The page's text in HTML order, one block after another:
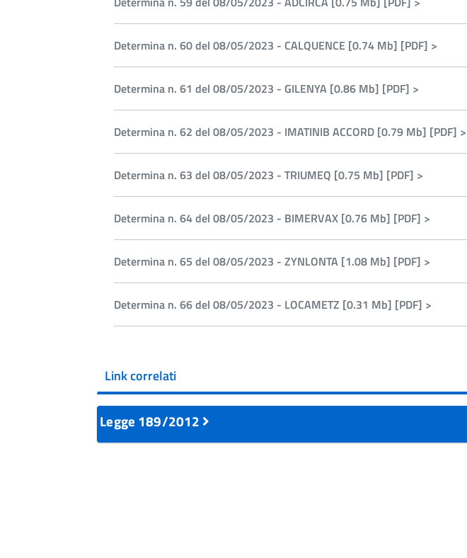
Determina n. 60 del 08/05/2023 - CALQUENCE [0.74 Mb] [PDF] >
Determina n. 61 del 08/05/2023 - GILENYA [0.86 Mb] [PDF] >
Determina n. 62 del 08/05/2023 - IMATINIB ACCORD [0.79 Mb] [PDF] >
Determina n. 63 del 08/05/2023 - TRIUMEQ [0.75 Mb] [PDF] >
Determina n. 64 del 08/05/2023 - BIMERVAX [0.76 Mb] [PDF] >
Determina n. 65 del 08/05/2023 - ZYNLONTA [1.08 Mb] [PDF] >
Determina n. 66 del 08/05/2023 - LOCAMETZ [0.31 Mb] [PDF] >
Link correlati
Legge 189/2012